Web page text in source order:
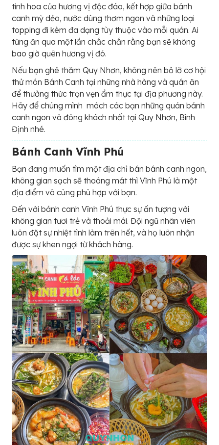
tinh hoa của hương vị độc đáo, kết hợp giữa bánh
canh mỳ dẻo, nước dùng thơm ngon và những loại
topping đi kèm đa dạng tùy thuộc vào mỗi quán. Ai
từng ăn qua một lần chắc chắn rằng bạn sẽ không
bao giờ quên hương vị đó.
Nếu bạn ghé thăm Quy Nhơn, không nên bỏ lỡ cơ hội
thử món Bánh Canh tại những nhà hàng và quán ăn
để thưởng thức trọn vẹn ẩm thực tại địa phương này.
Hãy để chúng mình mách các bạn những quán bánh
canh ngon và đông khách nhất tại Quy Nhơn, Bình
Định nhé.
Bánh Canh Vĩnh Phú
Bạn đang muốn tìm một địa chỉ bán bánh canh ngon,
không gian sạch sẽ thoáng mát thì Vĩnh Phú là một
địa điểm vô cùng phù hợp với bạn.
Đến với bánh canh Vĩnh Phú thực sự ấn tượng với
không gian tươi trẻ và thoải mái. Đội ngũ nhân viên
luôn đặt sự nhiệt tình làm trên hết, và họ luôn nhận
được sự khen ngợi từ khách hàng.